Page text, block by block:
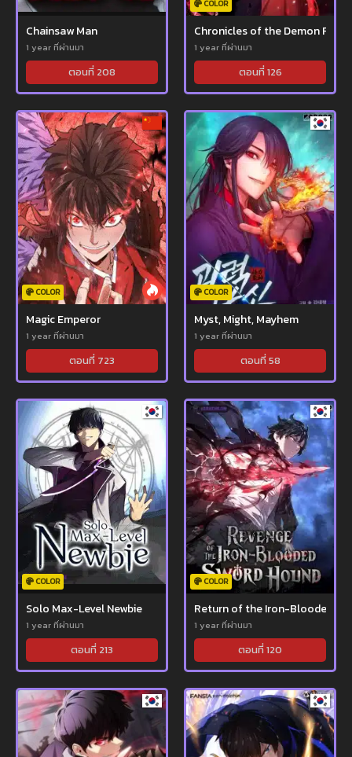
Chainsaw Man
1 year ที่ผ่านมา
ตอนที่ 208
COLOR
Chronicles of the Demon
1 year ที่ผ่านมา
ตอนที่ 126
COLOR
Magic Emperor
1 year ที่ผ่านมา
ตอนที่ 723
COLOR
Myst, Might, Mayhem
1 year ที่ผ่านมา
ตอนที่ 58
COLOR
Solo Max-Level Newbie
1 year ที่ผ่านมา
ตอนที่ 213
COLOR
Return of the Iron-Blooded
1 year ที่ผ่านมา
ตอนที่ 120